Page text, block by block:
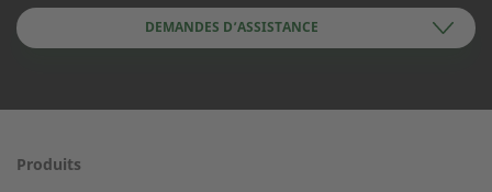
DEMANDES D’ASSISTANCE
Produits